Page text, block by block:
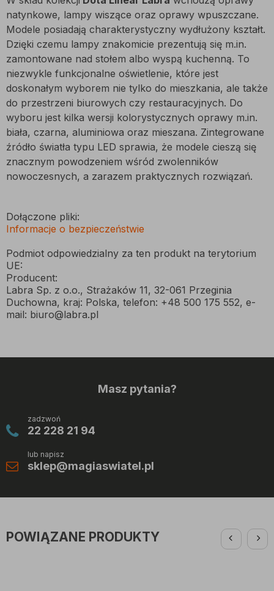
natynkowe, lampy wiszące oraz oprawy wpuszczane.
Modele posiadają charakterystyczny wydłużony kształt.
Dzięki czemu lampy znakomicie prezentują się m.in.
zamontowane nad stołem albo wyspą kuchenną. To
niezwykle funkcjonalne oświetlenie, które jest
doskonałym wyborem nie tylko do mieszkania, ale także
do przestrzeni biurowych czy restauracyjnych. Do
wyboru jest kilka wersji kolorystycznych oprawy m.in.
biała, czarna, aluminiowa oraz mieszana. Zintegrowane
źródło światła typu LED sprawia, że modele cieszą się
znacznym powodzeniem wśród zwolenników
nowoczesnych, a zarazem praktycznych rozwiązań.
Dołączone pliki:
Informacje o bezpieczeństwie
Podmiot odpowiedzialny za ten produkt na terytorium
UE:
Producent:
Labra Sp. z o.o., Strażaków 11, 32-061 Przeginia
Duchowna, kraj: Polska, telefon: +48 500 175 552, e-
mail: biuro@labra.pl
Masz pytania?
zadzwoń
22 228 21 94
lub napisz
sklep@magiaswiatel.pl
POWIĄZANE PRODUKTY